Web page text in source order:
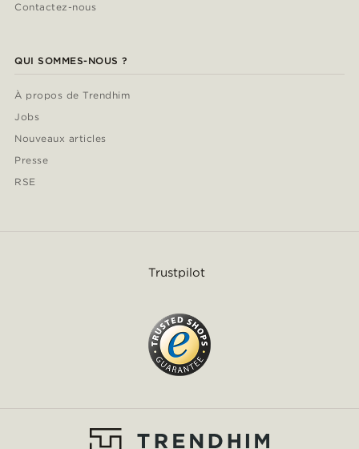
Contactez-nous
QUI SOMMES-NOUS ?
À propos de Trendhim
Jobs
Nouveaux articles
Presse
RSE
Trustpilot